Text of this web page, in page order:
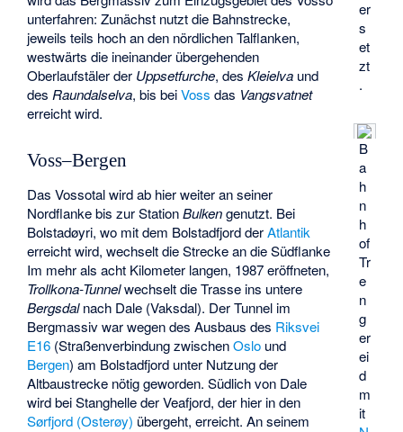
er
s
et
zt
.
B
a
h
n
h
of
Tr
e
n
g
er
ei
d
m
it
unterfahren: Zunächst nutzt die Bahnstrecke,
jeweils teils hoch an den nördlichen Talflanken,
westwärts die ineinander übergehenden
Oberlaufstäler der Uppsetfurche, desKleielva und
des Raundalselva, bis beiVoss das Vangsvatnet
erreicht wird.
Voss–Bergen
Das Vossotal wird ab hier weiter an seiner
Nordflanke bis zur StationBulkengenutzt. Bei
Bolstadøyri, wo mit dem BolstadfjordderAtlantik
erreicht wird, wechselt die Strecke an die Südflanke
Im mehr als acht Kilometer langen, 1987 eröffneten,
Trollkona-Tunnelwechselt die Trasse ins untere
Bergsdalnach Dale (Vaksdal). Der Tunnel im
Bergmassiv war wegen des Ausbaus des Riksvei
E16 (Straßenverbindung zwischenOslo und
Bergen) am Bolstadfjord unter Nutzung der
Altbaustrecke nötig geworden. Südlich von Dale
wird bei Stanghelle derVeafjord, der hier in den
Sørfjord (Osterøy) übergeht, erreicht. An seinem